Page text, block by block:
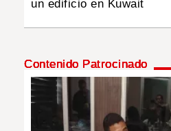
MULTIMEDIA
un edificio en Kuwait
Contenido Patrocinado